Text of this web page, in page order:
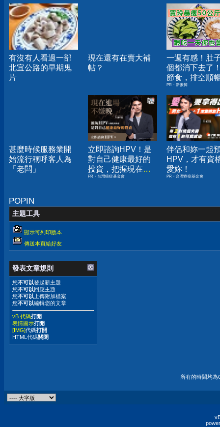
有沒有人看過一部
北宜公路的早期鬼
片
現在還有在賣大補
帖？
一週有感！肚
個都消下去了
節食，排空順
夠
PR・新素簡
甚麼時候服務業開
始流行稱呼客人為
「老闆」
立即諮詢HPV！是
對自己健康最好的
投資，把握現在不
嫌晚！
PR・台灣癌症基金會
伴侶和妳一起
HPV，才有資
愛妳！
PR・台灣癌症基金會
POPIN
主題工具
顯示可列印版本
傳送本頁給好友
發表文章規則
您不可以發起新主題
您不可以 回應主題
您不可以 上傳附加檔案
您不可以編輯您的文章
vB 代碼打開
表情圖示打開
[IMG]代碼打開
HTML代碼關閉
所有的時間均為